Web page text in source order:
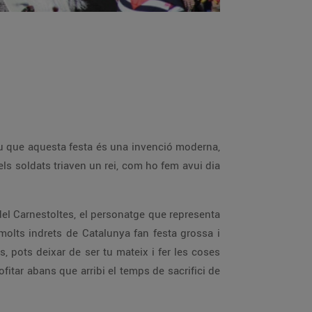
que aquesta festa és una invenció moderna,
soldats triaven un rei, com ho fem avui dia
Carnestoltes, el personatge que representa
indrets de Catalunya fan festa grossa i
pots deixar de ser tu mateix i fer les coses
abans que arribi el temps de sacrifici de